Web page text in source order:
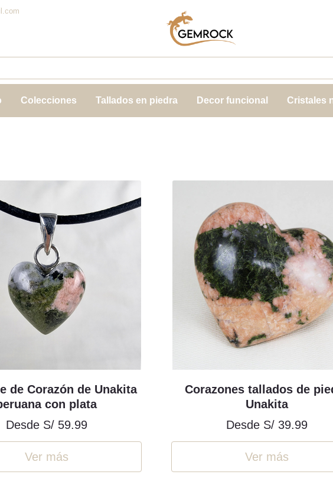
Colecciones Tallados en piedra Decor funcional Cristales
de Corazón de Unakita
con plata
Desde S/ 59.99
Ver más
Corazones tallados de
Unakita
Desde S/ 39.99
Ver más